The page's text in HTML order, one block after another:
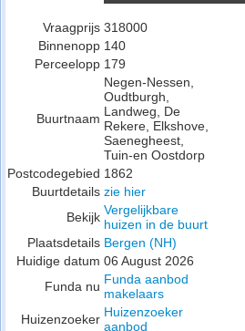
Vraagprijs 318000
Binnenopp 140
Perceelopp 179
Buurtnaam
Negen-Nessen,
Oudtburgh,
Landweg, De
Rekere, Elkshove,
Saenegheest,
Tuin-en Oostdorp
Postcodegebied 1862
Buurtdetails zie hier
Bekijk Vergelijkbare
huizen in de buurt
Plaatsdetails Bergen (NH)
Huidige datum 06 August 2026
Funda nu Funda aanbod
makelaars
Huizenzoeker Huizenzoeker
aanbod